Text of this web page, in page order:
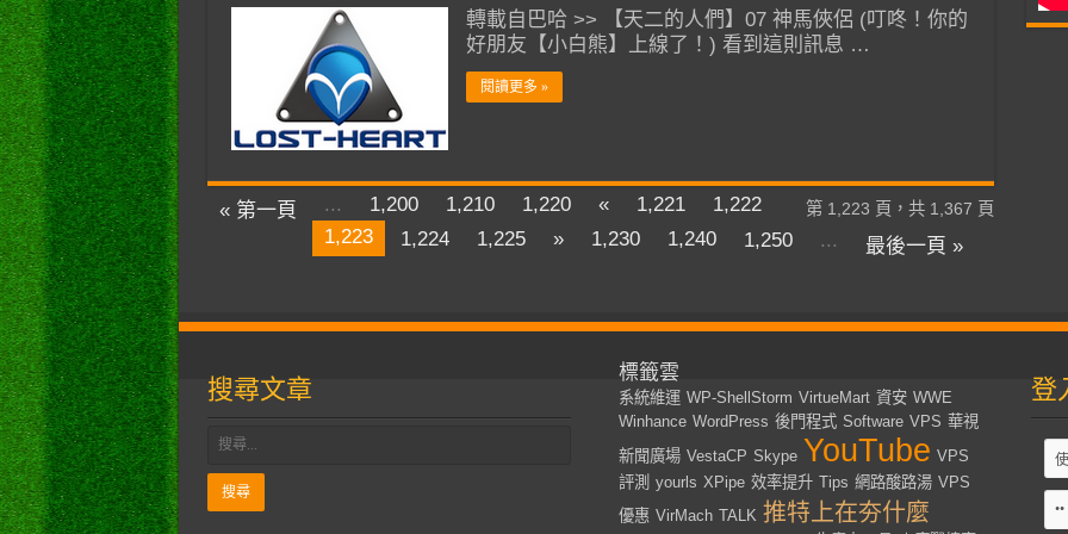
轉載自巴哈 >> 【天二的人們】07 神馬俠侶 (叮咚！你的
好朋友【小白熊】上線了！) 看到這則訊息 …
閱讀更多 »
第 1,223 頁，共 1,367 頁
« 第一頁 ... 1,200 1,210 1,220 « 1,221
1,222
1,223
1,224 1,225 » 1,230 1,240 1,250 ... 最後一頁 »
搜尋文章
標籤雲
系統維運 WP-ShellStorm VirtueMart 資安 WWE
Winhance WordPress 後門程式 Software VPS 華視
新聞廣場 VestaCP Skype YouTube VPS
評測 yourls XPipe 效率提升 Tips 網路酸路湯 VPS
優惠 VirMach TALK 推特上在夯什麼
登